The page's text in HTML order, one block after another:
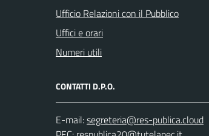
Ufficio Relazioni con il Pubblico
Uffici e orari
Numeri utili
CONTATTI D.P.O.
E-mail: